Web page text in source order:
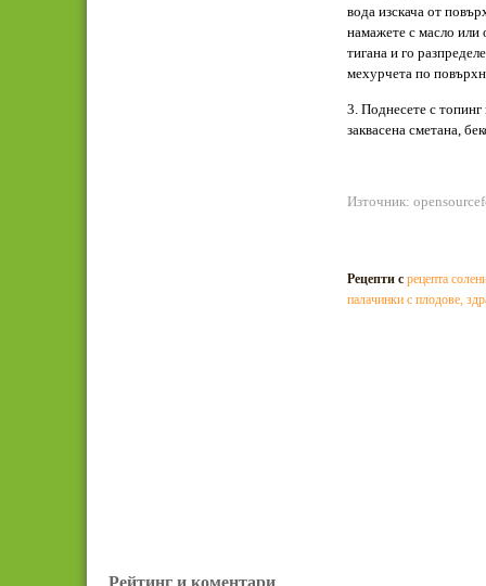
вода изскача от
намажете с масло или
тигана и го
мехурчета по
3. Поднесете с
заквасена сметана,
Източник:
Рецепти с рецепта
палачинки с плодове,